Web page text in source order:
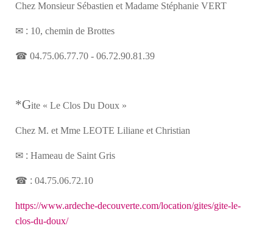
Chez Monsieur Sébastien et Madame Stéphanie VERT
✉ : 10, chemin de Brottes
☎ 04.75.06.77.70 - 06.72.90.81.39
*Gite « Le Clos Du Doux »
Chez M. et Mme LEOTE Liliane et Christian
✉ : Hameau de Saint Gris
☎ : 04.75.06.72.10
https://www.ardeche-decouverte.com/location/gites/gite-le-
clos-du-doux/